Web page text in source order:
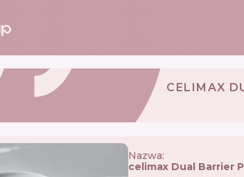
CELIMAX
Nazwa:
celimax Dual Barrier